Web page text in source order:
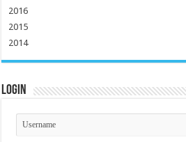
2016
2015
2014
Login